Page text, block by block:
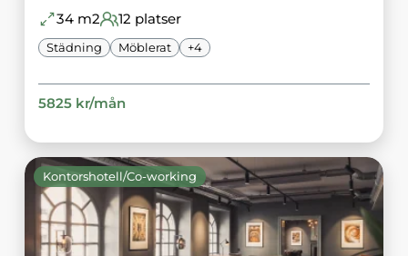
34m2 12 platser
Städning Möblerat +4
5825kr/mån
Kontorshotell/Co-working